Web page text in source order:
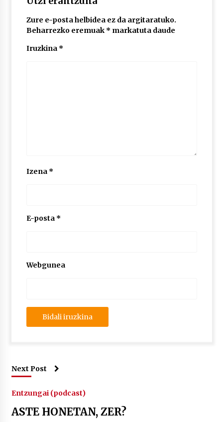
POTTO: San Pedro jaietako bertso-saioa
Zure e-posta helbidea ez da argitaratuko.
Beharrezko eremuak * markatuta daude
Iruzkina *
Izena *
E-posta *
Webgunea
Next Post
Entzungai (podcast)
ASTE HONETAN, ZER?